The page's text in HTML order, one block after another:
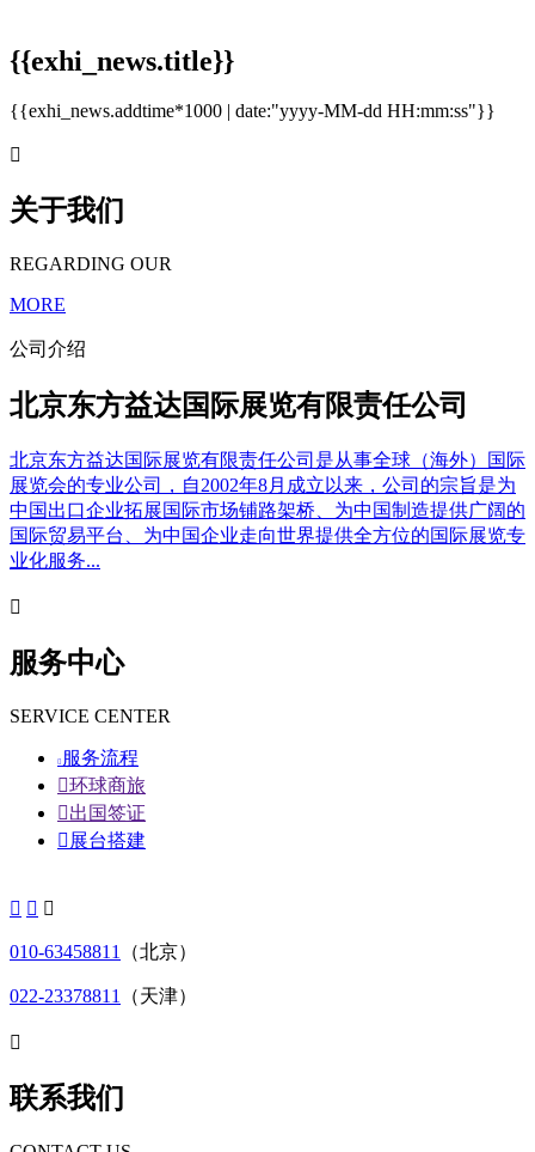
{{exhi_news.title}}
{{exhi_news.addtime*1000 | date:"yyyy-MM-dd HH:mm:ss"}}

关于我们
REGARDING OUR
MORE
公司介绍
北京东方益达国际展览有限责任公司
北京东方益达国际展览有限责任公司是从事全球（海外）国际
展览会的专业公司，自2002年8月成立以来，公司的宗旨是为
中国出口企业拓展国际市场铺路架桥、为中国制造提供广阔的
国际贸易平台、为中国企业走向世界提供全方位的国际展览专
业化服务...

服务中心
SERVICE CENTER
 服务流程
环球商旅
出国签证
 展台搭建
  
010-63458811 （北京）
022-23378811 （天津）

联系我们